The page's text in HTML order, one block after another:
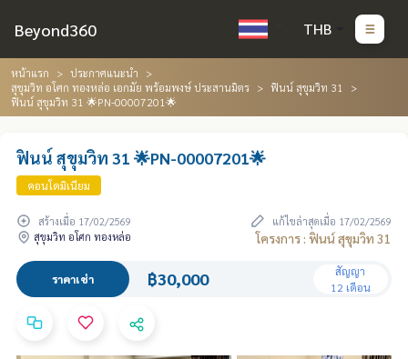
Beyond360 THB
หน้าแรก
ประกาศแนะนำ
สุขุมวิท อโศก ทองหล่อ เอกมัย พร้อมพงษ์ ประสานมิตร
ฟินน์ สุขุมวิท 31
ฟินน์ สุขุมวิท 31 🌟PN-00007201🌟
ฟินน์ สุขุมวิท 31 🌟PN-00007201🌟
คอนโดมิเนียม
สร้างเมื่อ 17/02/2569
แก้ไขล่าสุดเมื่อ 17/02/2569
สุขุมวิท อโศก ทองหล่อ
โครงการ : ฟินน์ สุขุมวิท 31
ราคาเช่า ฿30,000
สัญญา
12 เดือน